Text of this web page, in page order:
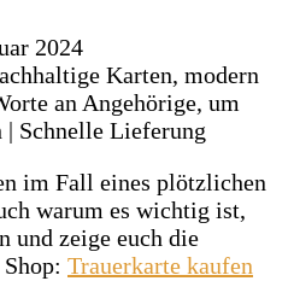
2024
im Fall eines plötzlichen
warum es wichtig ist,
und zeige euch die
Trauerkarte kaufen